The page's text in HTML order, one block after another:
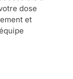
dose
et